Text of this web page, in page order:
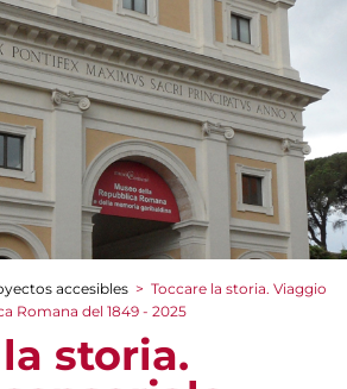
accesibles > Toccare la storia. Viaggio
Romana del 1849 - 2025
storia.